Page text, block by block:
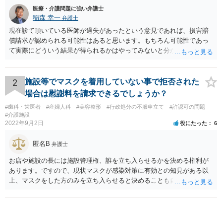
医療・介護問題に強い弁護士
稲森 幸一 弁護士
現在診て頂いている医師が過失があったという意見であれば、損害賠
償請求が認められる可能性はあると思います。もちろん可能性であっ
て実際にどういう結果が得られるかはやってみないと分かりません
療費や精神的苦痛を受けた分の慰謝料や仕事に影響があれば休業損害
などが考えられます。 頑張ってください。
2
施設等でマスクを着用していない事で拒否された
場合は慰謝料を請求できるでしょうか？
#歯科・歯医者 #産婦人科 #美容整形 #行政処分の不服申立て
#許認可の問題
#介護施設
2022年9月2日 役にたった 6
匿名B 弁護士
お店や施設の長には施設管理権、誰を立ち入らせるかを決める権利が
あります。ですので、現状マスクが感染対策に有効との知見がある以
上、マスクをした方のみを立ち入らせると決めることも自由であり、
など公益的な側面のある業種ですと、公衆浴場法など各種業法で定め